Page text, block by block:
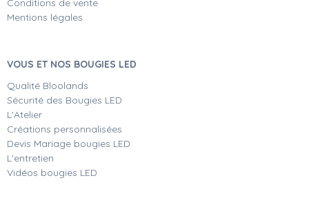
Conditions de vente
Mentions légales
VOUS ET NOS BOUGIES LED
Qualité Bloolands
Sécurité des Bougies LED
L'Atelier
Créations personnalisées
Devis Mariage bougies LED
L'entretien
Vidéos bougies LED